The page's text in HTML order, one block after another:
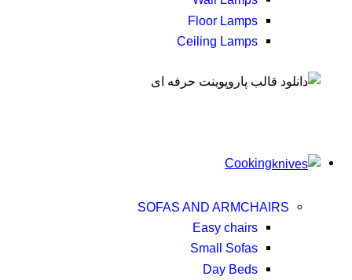
Floor Lamps
Ceiling Lamps
Cooking
SOFAS AND ARMCHAIRS
Easy chairs
Small Sofas
Day Beds